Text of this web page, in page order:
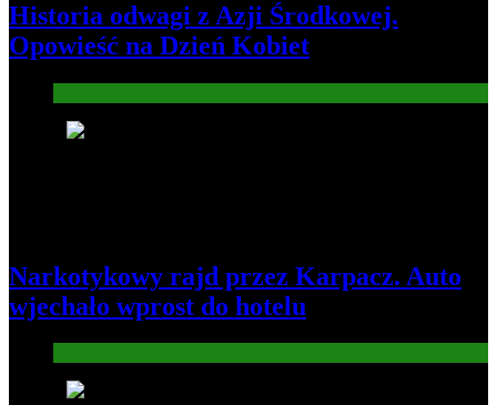
Historia odwagi z Azji Środkowej.
Opowieść na Dzień Kobiet
Narkotykowy rajd przez Karpacz. Auto
wjechało wprost do hotelu